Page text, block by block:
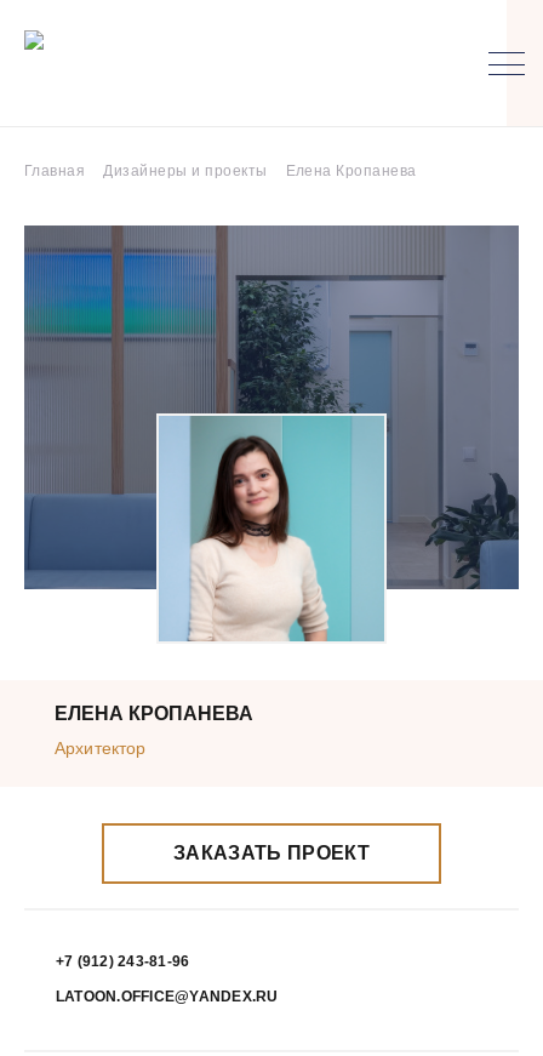
Главная Дизайнеры и проекты Елена Кропанева
ЕЛЕНА КРОПАНЕВА
Архитектор
ЗАКАЗАТЬ ПРОЕКТ
+7 (912) 243-81-96
LATOON.OFFICE@YANDEX.RU